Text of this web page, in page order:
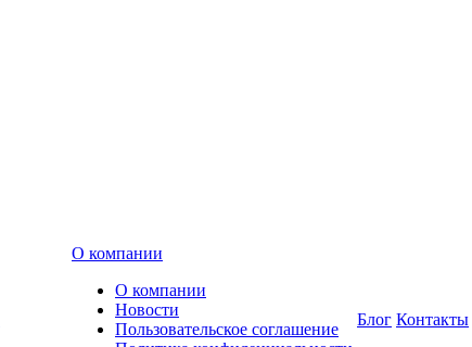
О компании
О компании
Новости
Пользовательское соглашение
Блог Контакты